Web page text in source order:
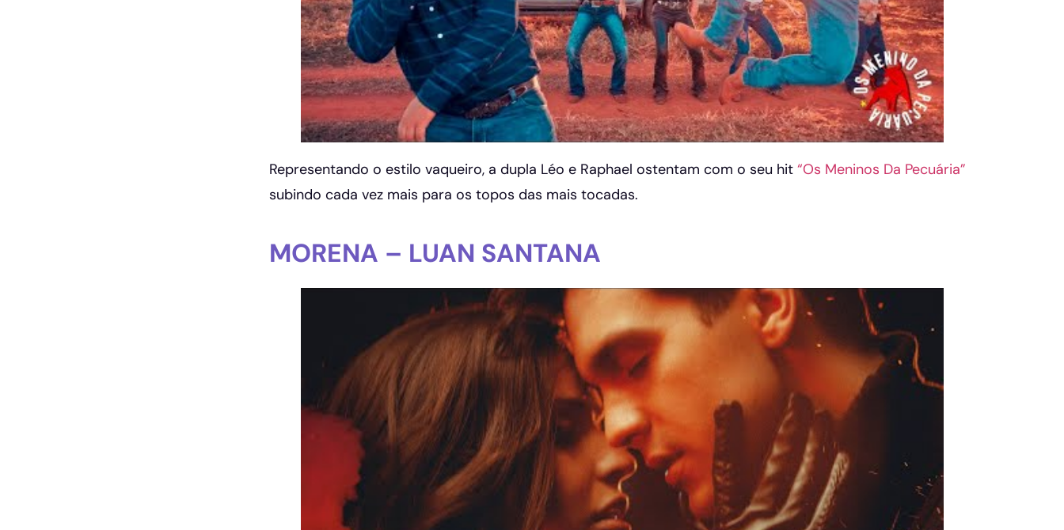
Representando o estilo vaqueiro, a dupla Léo e Raphael ostentam com o seu hit “Os Meninos Da Pecuária”
subindo cada vez mais para os topos das mais tocadas.
MORENA – LUAN SANTANA